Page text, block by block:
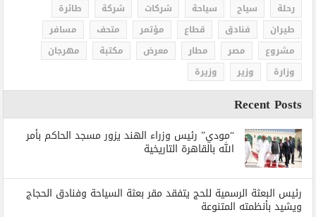
رحلة
سياح سياحة شركات شركة
طائرة
طيران
فنادق قطاع مؤتمر متحف
مسافر
مشروع
مصر مطار معرض مكتبة
مهرجان
وزارة
وزير وزيرة
Recent Posts
“مودي” رئيس وزراء الهند يزور مسجد الحاكم بأمر
الله بالقاهرة التاريخية
رئيس البعثة الرسمية للحج يتفقد مقر بعثة السياحة وفنادق الحجاج
ويشيد بأنظمته المتنوعة